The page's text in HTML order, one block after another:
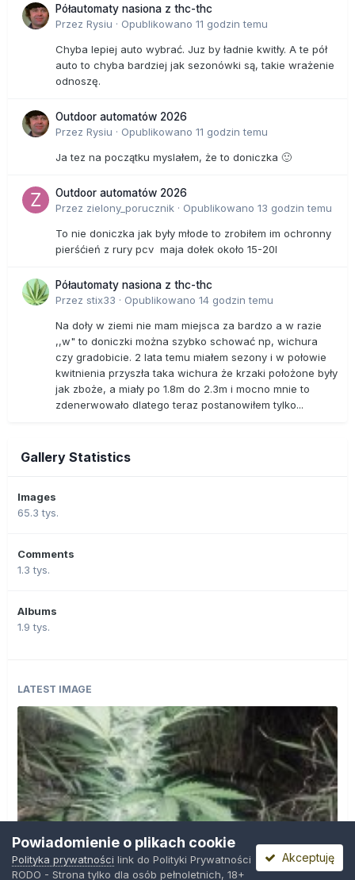
Półautomaty nasiona z thc-thc
Przez Rysiu · Opublikowano 11 godzin temu
Chyba lepiej auto wybrać. Juz by ładnie kwitły. A te pół
auto to chyba bardziej jak sezonówki są, takie wrażenie
odnoszę.
Outdoor automatów 2026
Przez Rysiu · Opublikowano 11 godzin temu
Ja tez na początku myslałem, że to doniczka 🙂
Outdoor automatów 2026
Przez zielony_porucznik · Opublikowano 13 godzin temu
To nie doniczka jak były młode to zrobiłem im ochronny
pierśćień z rury pcv maja dołek około 15-20l
Półautomaty nasiona z thc-thc
Przez stix33 · Opublikowano 14 godzin temu
Na doły w ziemi nie mam miejsca za bardzo a w razie
,,w" to doniczki można szybko schować np, wichura
czy gradobicie. 2 lata temu miałem sezony i w połowie
kwitnienia przyszła taka wichura że krzaki położone były
jak zboże, a miały po 1.8m do 2.3m i mocno mnie to
zdenerwowało dlatego teraz postanowiłem tylko...
Gallery Statistics
Images
65.3 tys.
Comments
1.3 tys.
Albums
1.9 tys.
LATEST IMAGE
Powiadomienie o plikach cookie
Polityka prywatności link do Polityki Prywatności
RODO - Strona tylko dla osób pełnoletnich, 18+
Akceptuję